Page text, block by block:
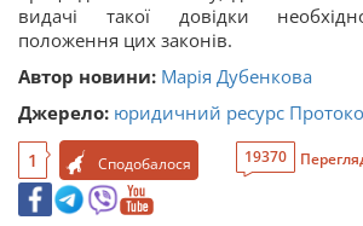
видачі такої довідки
положення цих законів.
Автор новини: Марія Дубенкова
Джерело: юридичний ресурс
1 Сподобалося 19370